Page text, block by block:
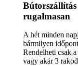
rugalmasan
A hét minden
bármilyen
Rendelheti csak
vagy akár 3